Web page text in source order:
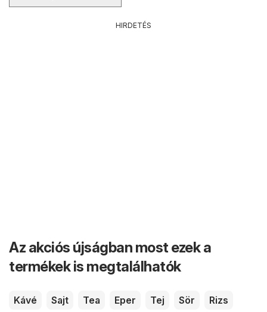
HIRDETÉS
Az akciós újságban most ezek a
termékek is megtalálhatók
Kávé Sajt Tea Eper Tej Sör
Rizs